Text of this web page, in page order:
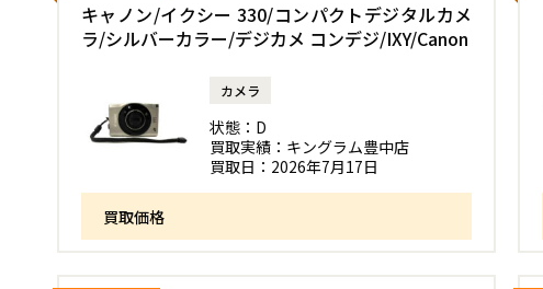
キャノン/イクシー 330/コンパクトデジタルカメ
ラ/シルバーカラー/デジカメ コンデジ/IXY/Canon
カメラ
状態： D
買取実績： キングラム豊中店
買取日： 2026年7月17日
買取価格